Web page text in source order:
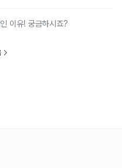
이유! 궁금하시죠?